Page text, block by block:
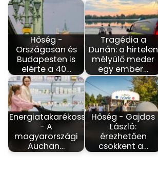
Hőség -
Országosan és
Budapesten is
elérte a 40…
Tragédia a
Dunán: a hirtelen
mélyülő meder
egy ember…
Energiatakarékosság
- A
magyarországi
Auchan…
Hőség - Gajdos
László:
érezhetően
csökkent a…